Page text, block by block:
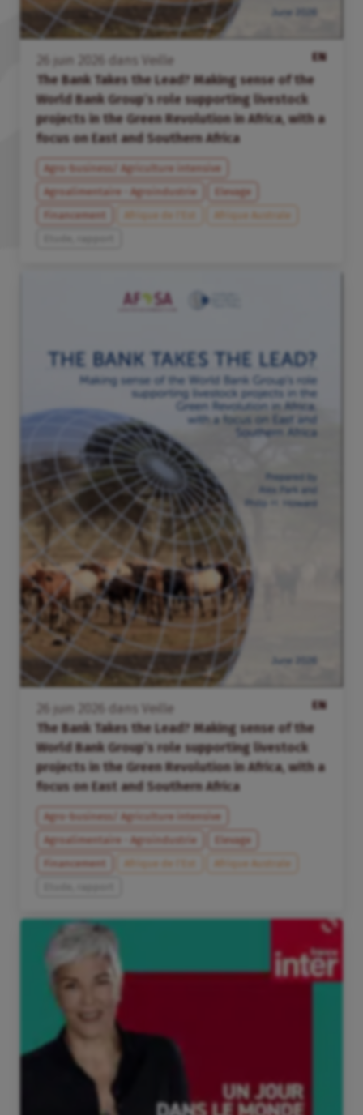
EN
juin dans
Veille
The Bank Takes the Lead? Making sense of the
World Bank Group’s role supporting livestock
projects in the Green Revolution in Africa, with a
focus on East and Southern Africa
Agro-business/ Agriculture intensive
Agroalimentaire - Agroindustrie
Elevage
Financement
Afrique de l’Est
Afrique Australe
EN
juin dans
Veille
The Bank Takes the Lead? Making sense of the
World Bank Group’s role supporting livestock
projects in the Green Revolution in Africa, with a
focus on East and Southern Africa
Agro-business/ Agriculture intensive
Agroalimentaire - Agroindustrie
Elevage
Financement
Afrique de l’Est
Afrique Australe